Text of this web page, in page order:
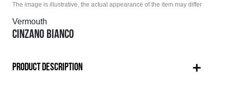
The image is illustrative, the actual appearance of the item may differ
Vermouth
CINZANO BIANCO
PRODUCT DESCRIPTION